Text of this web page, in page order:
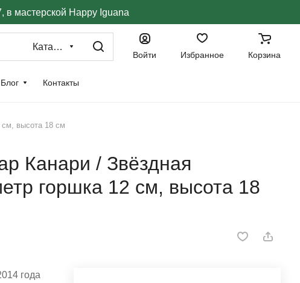
в мастерской Happy Iguana
Каталог
Войти Избранное Корзина
Блог Контакты
см, высота 18 см
Канари / Звёздная
горшка 12 см, высота 18
года